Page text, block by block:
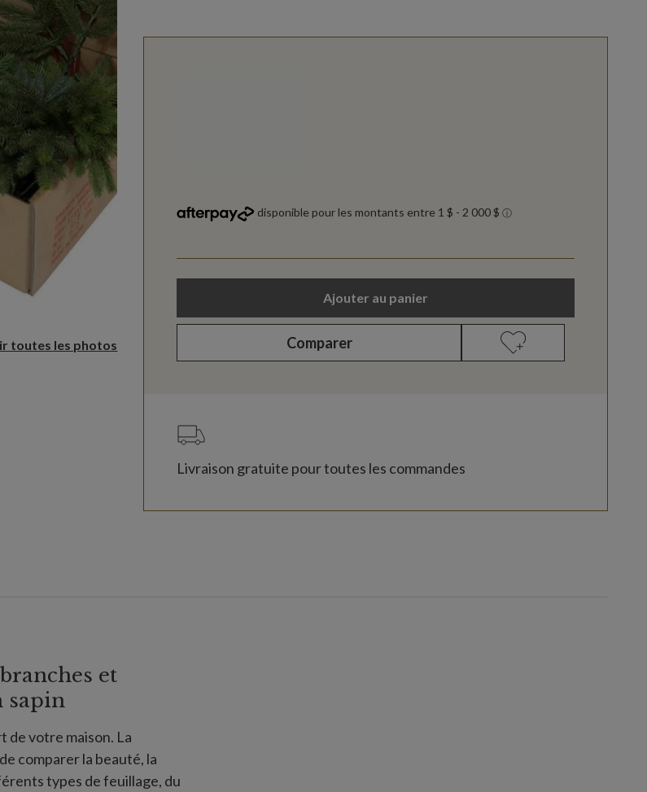
toutes les photos
Ajouter au panier
Comparer
Livraison gratuite pour toutes les commandes
et
sapin
de votre maison. La
comparer la beauté, la
types de feuillage, du